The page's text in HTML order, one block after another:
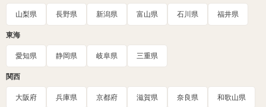
山梨県 長野県 新潟県 富山県 石川県 福井県
東海
愛知県 静岡県 岐阜県 三重県
関西
大阪府 兵庫県 京都府 滋賀県 奈良県 和歌山県